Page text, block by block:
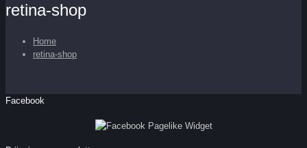
retina-shop
Home
retina-shop
Facebook